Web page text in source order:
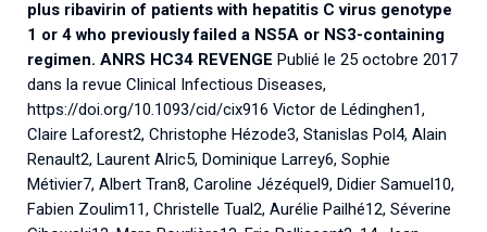
plus ribavirin of patients with hepatitis C virus genotype
1 or 4 who previously failed a NS5A or NS3-containing
regimen. ANRS HC34 REVENGE Publié le 25 octobre 2017
dans la revue Clinical Infectious Diseases,
https://doi.org/10.1093/cid/cix916 Victor de Lédinghen1,
Claire Laforest2, Christophe Hézode3, Stanislas Pol4, Alain
Renault2, Laurent Alric5, Dominique Larrey6, Sophie
Métivier7, Albert Tran8, Caroline Jézéquel9, Didier Samuel10,
Fabien Zoulim11, Christelle Tual2, Aurélie Pailhé12, Séverine